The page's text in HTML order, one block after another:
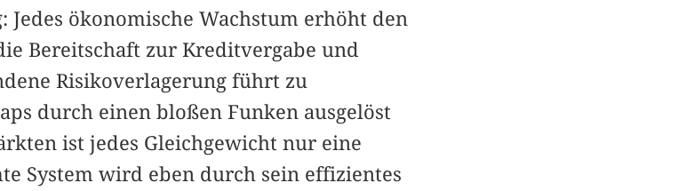
ökonomische Wachstum erhöht den
Bereitschaft zur Kreditvergabe und
Risikoverlagerung führt zu
durch einen bloßen Funken ausgelöst
ist jedes Gleichgewicht nur eine
System wird eben durch sein effizientes